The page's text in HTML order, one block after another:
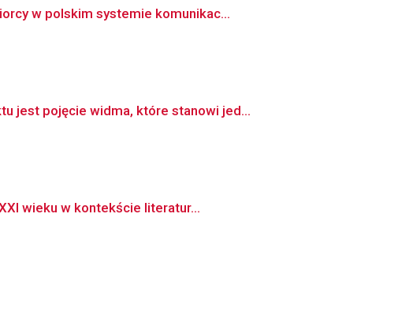
w polskim systemie komunikac...
jest pojęcie widma, które stanowi jed...
wieku w kontekście literatur...